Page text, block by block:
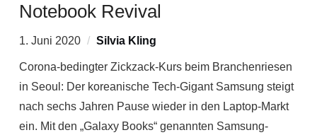
Notebook Revival
1. Juni 2020 Silvia Kling
Corona-bedingter Zickzack-Kurs beim Branchenriesen
in Seoul: Der koreanische Tech-Gigant Samsung steigt
nach sechs Jahren Pause wieder in den Laptop-Markt
ein. Mit den „Galaxy Books“ genannten Samsung-